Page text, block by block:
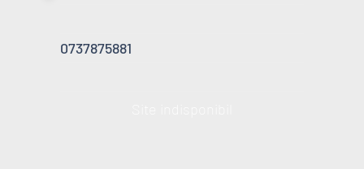
0737875881